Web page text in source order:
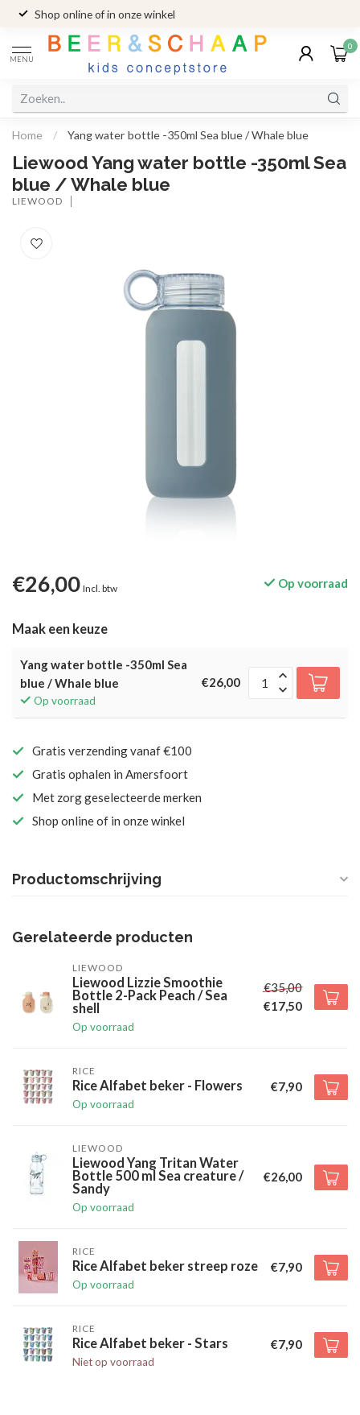
Shop online of in onze winkel
MENU
0
Home / Yang water bottle -350ml Sea blue / Whale blue
Liewood Yang water bottle -350ml Sea
blue / Whale blue
LIEWOOD
€26,00 Incl. btw Op voorraad
Maak een keuze
Yang water bottle -350ml Sea
blue / Whale blue
Op voorraad
€26,00
Gratis verzending vanaf €100
Gratis ophalen in Amersfoort
Met zorg geselecteerde merken
Shop online of in onze winkel
Productomschrijving
Gerelateerde producten
LIEWOOD
Liewood Lizzie Smoothie
Bottle 2-Pack Peach / Sea
shell
Op voorraad
€35,00
€17,50
RICE
Rice Alfabet beker - Flowers
Op voorraad
€7,90
LIEWOOD
Liewood Yang Tritan Water
Bottle 500 ml Sea creature /
Sandy
Op voorraad
€26,00
RICE
Rice Alfabet beker streep roze
Op voorraad
€7,90
RICE
Rice Alfabet beker - Stars
Niet op voorraad
€7,90